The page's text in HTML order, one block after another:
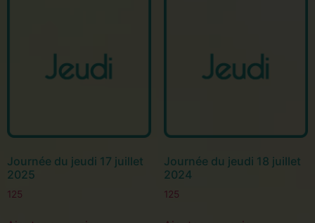
Journée du jeudi 17 juillet
2025
125
Journée du jeudi 18 juillet
2024
125